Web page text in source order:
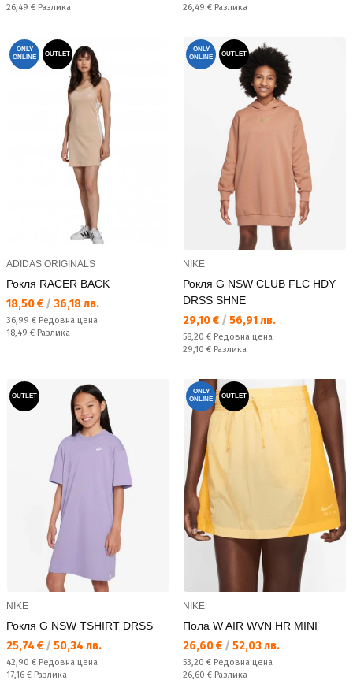
Спестявате:
26,49 € Разлика
Спестявате:
26,49 € Разлика
ONLY
ONLINE
OUTLET
ADIDAS ORIGINALS
Рокля RACER BACK
Текуща цена:
18,50 € / 36,18 лв.
Редовна цена:
36,99 € Редовна цена
Спестявате:
18,49 € Разлика
ONLY
ONLINE
OUTLET
NIKE
Рокля G NSW CLUB FLC HDY
DRSS SHNE
Текуща цена:
29,10 € / 56,91 лв.
Редовна цена:
58,20 € Редовна цена
Спестявате:
29,10 € Разлика
OUTLET
NIKE
Рокля G NSW TSHIRT DRSS
Текуща цена:
25,74 € / 50,34 лв.
Редовна цена:
42,90 € Редовна цена
Спестявате:
17,16 € Разлика
ONLY
ONLINE
OUTLET
NIKE
Пола W AIR WVN HR MINI
Текуща цена:
26,60 € / 52,03 лв.
Редовна цена:
53,20 € Редовна цена
Спестявате:
26,60 € Разлика